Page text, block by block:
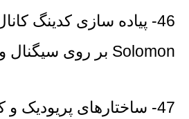
Solomon بر روی سیگنال ویدیو بی سیم
47- ساختارهای پریودیک و